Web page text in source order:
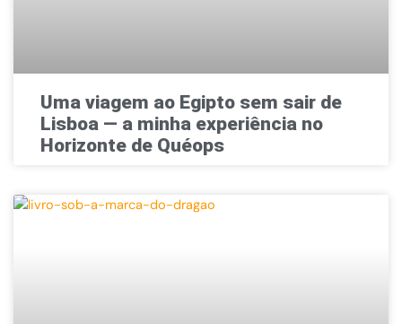
Uma viagem ao Egipto sem sair de
Lisboa — a minha experiência no
Horizonte de Quéops